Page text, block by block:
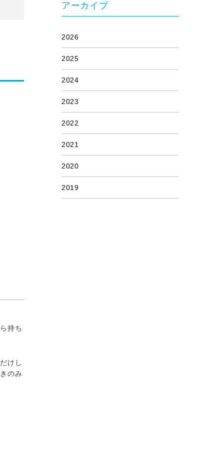
持ち
けし
のみ
アーカイブ
2026
2025
2024
2023
2022
2021
2020
2019